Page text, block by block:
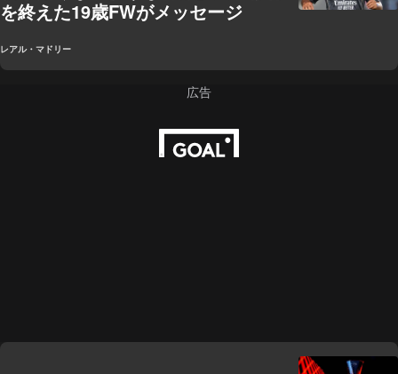
を終えた19歳FWがメッセージ
レアル・マドリー